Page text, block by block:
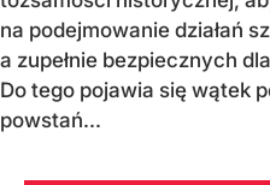
na podejmowanie działań
a zupełnie bezpiecznych
Do tego pojawia się wątek
powstań...